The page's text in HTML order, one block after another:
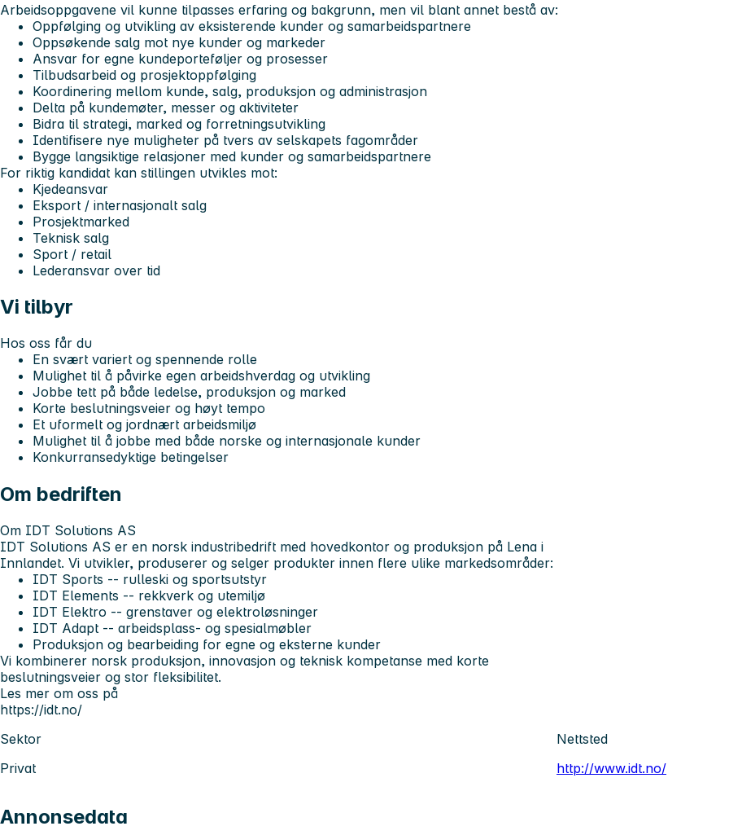
Arbeidsoppgavene vil kunne tilpasses erfaring og bakgrunn, men vil blant annet bestå av:
Oppfølging og utvikling av eksisterende kunder og samarbeidspartnere
Oppsøkende salg mot nye kunder og markeder
Ansvar for egne kundeporteføljer og prosesser
Tilbudsarbeid og prosjektoppfølging
Koordinering mellom kunde, salg, produksjon og administrasjon
Delta på kundemøter, messer og aktiviteter
Bidra til strategi, marked og forretningsutvikling
Identifisere nye muligheter på tvers av selskapets fagområder
Bygge langsiktige relasjoner med kunder og samarbeidspartnere
For riktig kandidat kan stillingen utvikles mot:
Kjedeansvar
Eksport / internasjonalt salg
Prosjektmarked
Teknisk salg
Sport / retail
Lederansvar over tid
Vi tilbyr
Hos oss får du
En svært variert og spennende rolle
Mulighet til å påvirke egen arbeidshverdag og utvikling
Jobbe tett på både ledelse, produksjon og marked
Korte beslutningsveier og høyt tempo
Et uformelt og jordnært arbeidsmiljø
Mulighet til å jobbe med både norske og internasjonale kunder
Konkurransedyktige betingelser
Om bedriften
Om IDT Solutions AS
IDT Solutions AS er en norsk industribedrift med hovedkontor og produksjon på Lena i
Innlandet. Vi utvikler, produserer og selger produkter innen flere ulike markedsområder:
IDT Sports -- rulleski og sportsutstyr
IDT Elements -- rekkverk og utemiljø
IDT Elektro -- grenstaver og elektroløsninger
IDT Adapt -- arbeidsplass- og spesialmøbler
Produksjon og bearbeiding for egne og eksterne kunder
Vi kombinerer norsk produksjon, innovasjon og teknisk kompetanse med korte
beslutningsveier og stor fleksibilitet.
Les mer om oss på
https://idt.no/
Sektor
Privat
Nettsted
http://www.idt.no/
Annonsedata